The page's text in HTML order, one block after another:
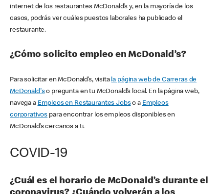
internet de los restaurantes McDonald’s y, en la mayoría de los
casos, podrás ver cuáles puestos laborales ha publicado el
restaurante.
¿Cómo solicito empleo en McDonald’s?
Para solicitar en McDonald’s, visita la página web de Carreras de
McDonald'so pregunta en tu McDonald’s local. En la página web,
navega a Empleos en Restaurantes Jobso a Empleos
corporativos para encontrar los empleos disponibles en
McDonald’s cercanos a ti.
COVID-19
¿Cuál es el horario de McDonald’s durante el